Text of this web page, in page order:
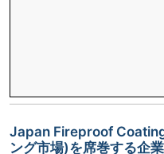
Japan Fireproof
ング市場)を席巻する企業